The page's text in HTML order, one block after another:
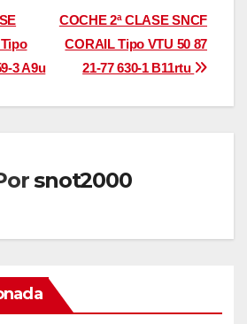
COCHE 2ª CLASE SNCF
CORAIL Tipo VTU 50 87
21-77 630-1 B11rtu
3 A9u
snot2000